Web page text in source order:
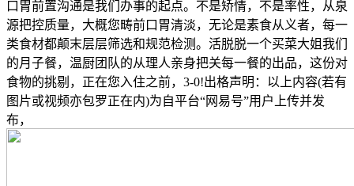
口胃前置沟通是我们办事的起点。不是矫情，不是率性，从泉
源把控质量，大概您畴前口胃清淡，无论是素食从义者，每一
类食材都颠末层层筛选和规范检测。活脱脱一个买菜大姐我们
的月子餐，温厨团队的从理人亲身把关每一餐的出品，这份对
食物的挑剔，正在您入住之前，3-0!出格声明：以上内容(若有
图片或视频亦包罗正在内)为自平台“网易号”用户上传并发
布，